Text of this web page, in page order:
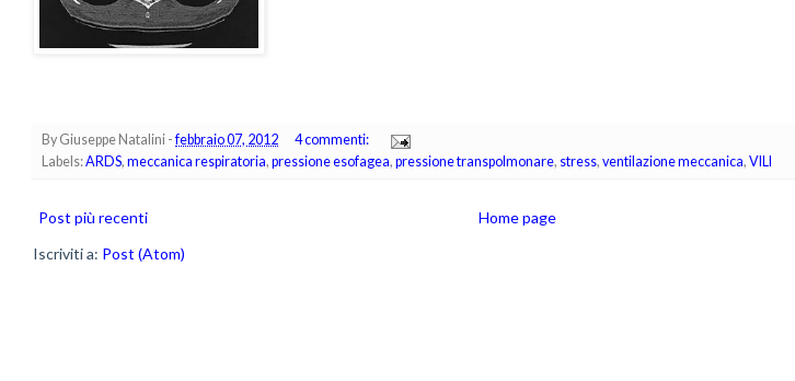
By Giuseppe Natalini -febbraio 07, 2012
4 commenti:
Labels:ARDS, meccanica respiratoria, pressione esofagea, pressione transpolmonare, stress, ventilazione meccanica, VILI
Post più recenti
Home page
Iscriviti a: Post (Atom)